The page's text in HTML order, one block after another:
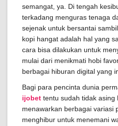
semangat, ya. Di tengah
terkadang menguras tenaga
sejenak untuk bersantai
kopi hangat adalah hal yang
cara bisa dilakukan untuk
mulai dari menikmati hobi
berbagai hiburan digital yang
Bagi para pencinta dunia
ijobet tentu sudah tidak asing
menawarkan berbagai variasi
menghibur untuk menemani